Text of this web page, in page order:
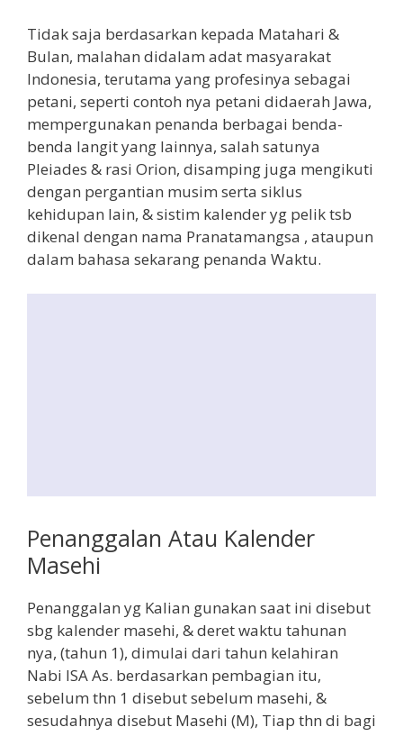
Tidak saja berdasarkan kepada Matahari &
Bulan, malahan didalam adat masyarakat
Indonesia, terutama yang profesinya sebagai
petani, seperti contoh nya petani didaerah Jawa,
mempergunakan penanda berbagai benda-
benda langit yang lainnya, salah satunya
Pleiades & rasi Orion, disamping juga mengikuti
dengan pergantian musim serta siklus
kehidupan lain, & sistim kalender yg pelik tsb
dikenal dengan nama Pranatamangsa , ataupun
dalam bahasa sekarang penanda Waktu.
Penanggalan Atau Kalender
Masehi
Penanggalan yg Kalian gunakan saat ini disebut
sbg kalender masehi, & deret waktu tahunan
nya, (tahun 1), dimulai dari tahun kelahiran
Nabi ISA As. berdasarkan pembagian itu,
sebelum thn 1 disebut sebelum masehi, &
sesudahnya disebut Masehi (M), Tiap thn di bagi